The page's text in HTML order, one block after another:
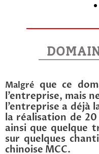
Malgré que ce
l’entreprise, mais
l’entreprise a déjà
la réalisation de
ainsi que quelque
sur quelques
chinoise MCC.